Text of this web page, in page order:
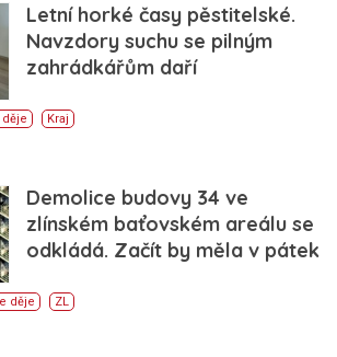
Letní horké časy pěstitelské.
Navzdory suchu se pilným
zahrádkářům daří
děje Kraj
Demolice budovy 34 ve
zlínském baťovském areálu se
odkládá. Začít by měla v pátek
děje ZL